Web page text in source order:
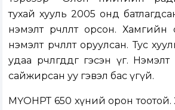
тухай хууль 2005 онд
нэмэлт өөрчлөлт орсон.
нэмэлт өөрчлөлт оруулсан. Тус
удаа өөрчлөгддөг гэсэн үг. Нэмэлт
сайжирсан уу гэвэл бас үгүй.
МҮОНРТ 650 хүний орон тоотой.